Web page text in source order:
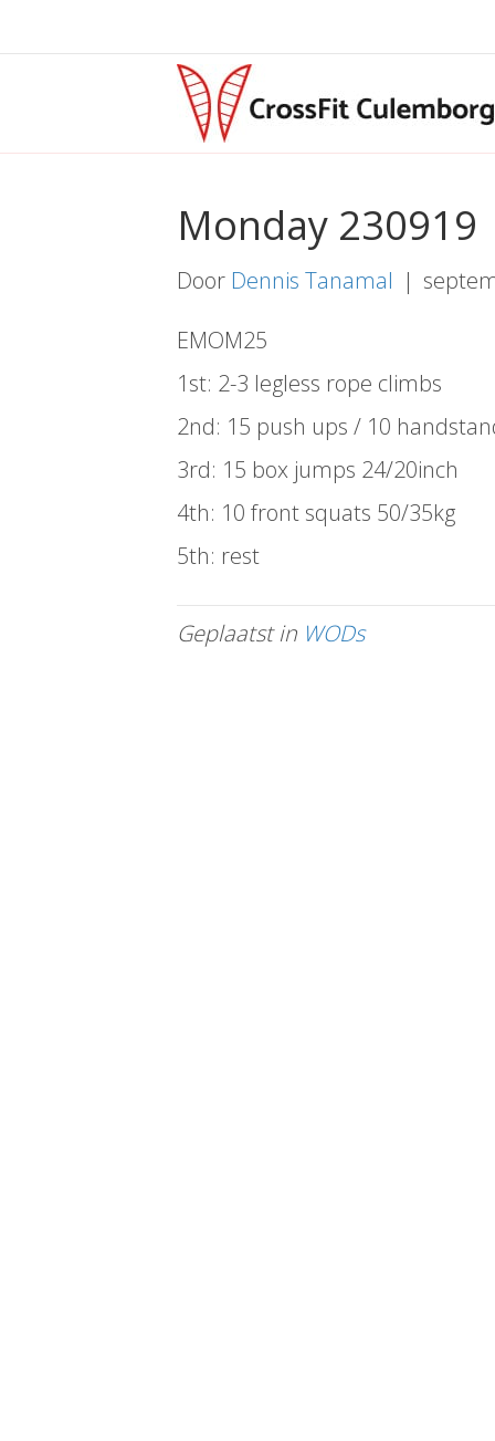
Monday 230919
Door Dennis Tanamal |
EMOM25
1st: 2-3 legless rope climbs
2nd: 15 push ups / 10
3rd: 15 box jumps 24/20inch
4th: 10 front squats 50/35kg
5th: rest
Geplaatst in WODs